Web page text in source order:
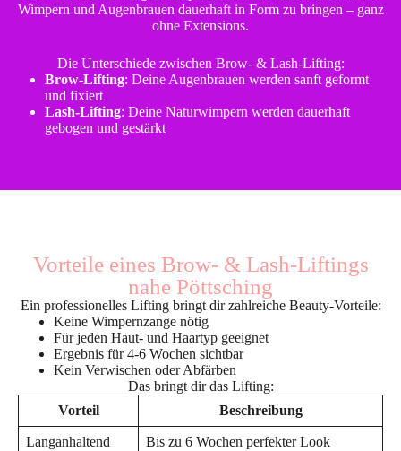
Wimpern und Augenbrauen dauerhaft in Form zu bringen – ganz
ohne Extensions.
Die Unterschiede zwischen Brow- & Lash-Lifting:
Brow-Lifting: Deine Augenbrauen werden sanft geformt
und fixiert
Lash-Lifting: Deine Naturwimpern werden dauerhaft
gebogen und gestärkt
Vorteile eines Brow- & Lash-Liftings
nahe Pöttsching
Ein professionelles Lifting bringt dir zahlreiche Beauty-Vorteile:
Keine Wimpernzange nötig
Für jeden Haut- und Haartyp geeignet
Ergebnis für 4-6 Wochen sichtbar
Kein Verwischen oder Abfärben
Das bringt dir das Lifting:
Vorteil
Beschreibung
Langanhaltend Bis zu 6 Wochen perfekter Look